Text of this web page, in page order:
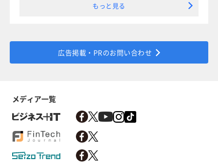
もっと見る
広告掲載・PRのお問い合わせ
メディア一覧